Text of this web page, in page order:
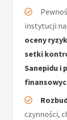
instytucji
oceny
setki
Sanepidu i
czynności,